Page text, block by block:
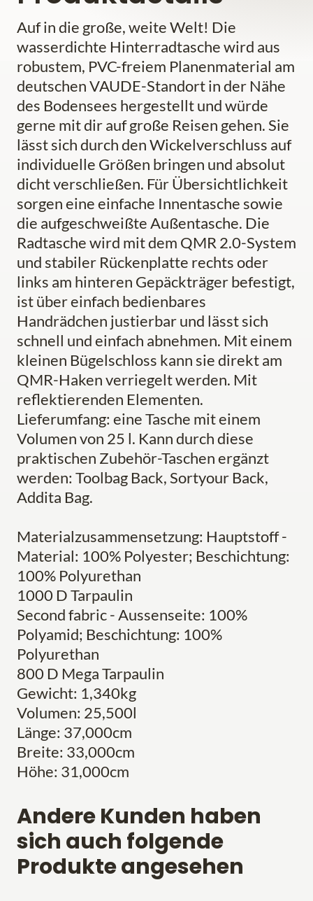
Auf in die große, weite Welt! Die
wasserdichte Hinterradtasche wird aus
robustem, PVC-freiem Planenmaterial am
deutschen VAUDE-Standort in der Nähe
des Bodensees hergestellt und würde
gerne mit dir auf große Reisen gehen. Sie
lässt sich durch den Wickelverschluss auf
individuelle Größen bringen und absolut
dicht verschließen. Für Übersichtlichkeit
sorgen eine einfache Innentasche sowie
die aufgeschweißte Außentasche. Die
Radtasche wird mit dem QMR 2.0-System
und stabiler Rückenplatte rechts oder
links am hinteren Gepäckträger befestigt,
ist über einfach bedienbares
Handrädchen justierbar und lässt sich
schnell und einfach abnehmen. Mit einem
kleinen Bügelschloss kann sie direkt am
QMR-Haken verriegelt werden. Mit
reflektierenden Elementen.
Lieferumfang: eine Tasche mit einem
Volumen von 25 l. Kann durch diese
praktischen Zubehör-Taschen ergänzt
werden: Toolbag Back, Sortyour Back,
Addita Bag.
Materialzusammensetzung: Hauptstoff -
Material: 100% Polyester; Beschichtung:
100% Polyurethan
1000 D Tarpaulin
Second fabric - Aussenseite: 100%
Polyamid; Beschichtung: 100%
Polyurethan
800 D Mega Tarpaulin
Gewicht: 1,340kg
Volumen: 25,500l
Länge: 37,000cm
Breite: 33,000cm
Höhe: 31,000cm
Andere Kunden haben
sich auch folgende
Produkte angesehen